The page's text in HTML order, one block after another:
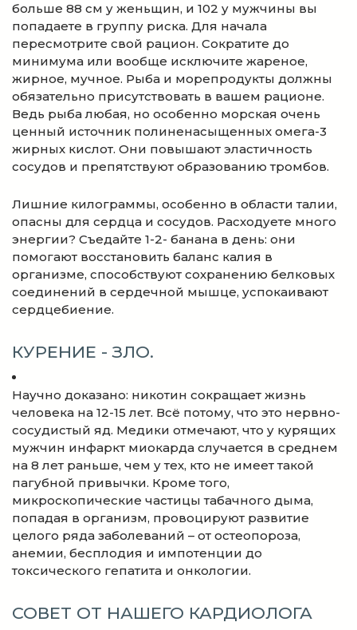
больше 88 см у женьщин, и 102 у мужчины вы
попадаете в группу риска. Для начала
пересмотрите свой рацион. Сократите до
минимума или вообще исключите жареное,
жирное, мучное. Рыба и морепродукты должны
обязательно присутствовать в вашем рационе.
Ведь рыба любая, но особенно морская очень
ценный источник полиненасыщенных омега-3
жирных кислот. Они повышают эластичность
сосудов и препятствуют образованию тромбов.
Лишние килограммы, особенно в области талии,
опасны для сердца и сосудов. Расходуете много
энергии? Съедайте 1-2- банана в день: они
помогают восстановить баланс калия в
организме, способствуют сохранению белковых
соединений в сердечной мышце, успокаивают
сердцебиение.
КУРЕНИЕ - ЗЛО.
Научно доказано: никотин сокращает жизнь
человека на 12-15 лет. Всё потому, что это нервно-
сосудистый яд. Медики отмечают, что у курящих
мужчин инфаркт миокарда случается в среднем
на 8 лет раньше, чем у тех, кто не имеет такой
пагубной привычки. Кроме того,
микроскопические частицы табачного дыма,
попадая в организм, провоцируют развитие
целого ряда заболеваний – от остеопороза,
анемии, бесплодия и импотенции до
токсического гепатита и онкологии.
СОВЕТ ОТ НАШЕГО КАРДИОЛОГА